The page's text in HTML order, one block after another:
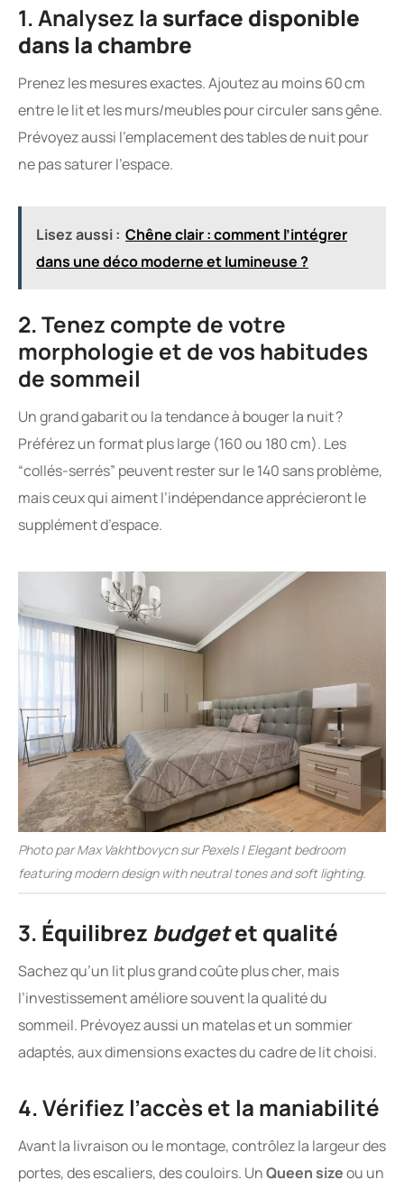
1. Analysez la surface disponible
dans la chambre
Prenez les mesures exactes. Ajoutez au moins 60 cm
entre le lit et les murs/meubles pour circuler sans gêne.
Prévoyez aussi l’emplacement des tables de nuit pour
ne pas saturer l’espace.
Lisez aussi : Chêne clair : comment l’intégrer
dans une déco moderne et lumineuse ?
2. Tenez compte de votre
morphologie et de vos habitudes
de sommeil
Un grand gabarit ou la tendance à bouger la nuit ?
Préférez un format plus large (160 ou 180 cm). Les
“collés-serrés” peuvent rester sur le 140 sans problème,
mais ceux qui aiment l’indépendance apprécieront le
supplément d’espace.
Photo par Max Vakhtbovycn sur Pexels | Elegant bedroom
featuring modern design with neutral tones and soft lighting.
3. Équilibrez budgetet qualité
Sachez qu’un lit plus grand coûte plus cher, mais
l’investissement améliore souvent la qualité du
sommeil. Prévoyez aussi un matelas et un sommier
adaptés, aux dimensions exactes du cadre de lit choisi.
4. Vérifiez l’accès et la maniabilité
Avant la livraison ou le montage, contrôlez la largeur des
portes, des escaliers, des couloirs. UnQueen sizeou un